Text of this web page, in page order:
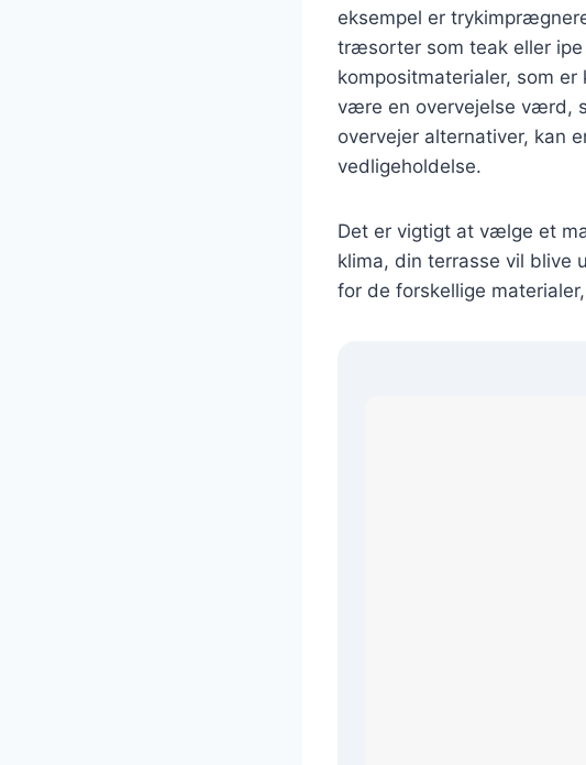
eksempel er
træsorter som teak eller
kompositmaterialer, som
være en overvejelse værd,
overvejer alternativer, kan
vedligeholdelse.
Det er vigtigt at vælge et
klima, din terrasse vil blive
for de forskellige